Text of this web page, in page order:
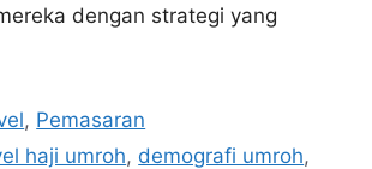
dengan strategi yang
, Pemasaran
haji umroh, demografi umroh,